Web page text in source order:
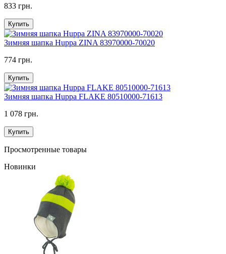
833 грн.
Купить
Зимняя шапка Huppa ZINA 83970000-70020
774 грн.
Купить
Зимняя шапка Huppa FLAKE 80510000-71613
1 078 грн.
Купить
Просмотренные товары
Новинки